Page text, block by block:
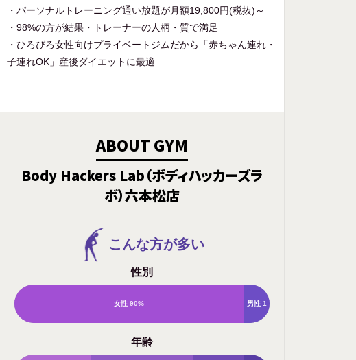
・パーソナルトレーニング通い放題が月額19,800円(税抜)～
・98%の方が結果・トレーナーの人柄・質で満足
・ひろびろ女性向けプライベートジムだから「赤ちゃん連れ・
子連れOK」産後ダイエットに最適
ABOUT GYM
Body Hackers Lab（ボディハッカーズラ
ボ）六本松店
こんな方が多い
性別
女性 90% 男性 1
年齢